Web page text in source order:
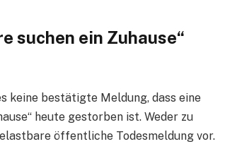
suchen ein Zuhause“
keine bestätigte Meldung, dass eine
heute gestorben ist. Weder zu
öffentliche Todesmeldung vor.